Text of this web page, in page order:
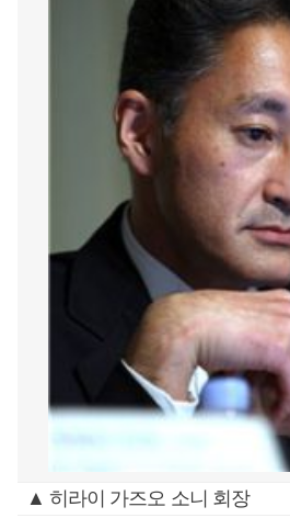
▲ 히라이 가즈오 소니 회장